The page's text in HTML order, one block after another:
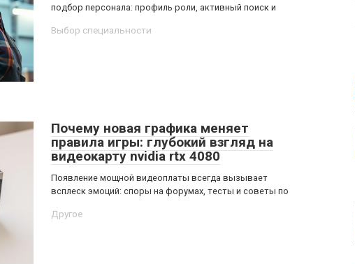
подбор персонала: профиль роли, активный поиск и
Выбор специальности
Почему новая графика меняет
правила игры: глубокий взгляд на
видеокарту nvidia rtx 4080
Появление мощной видеоплаты всегда вызывает
всплеск эмоций: споры на форумах, тесты и советы по
Другое